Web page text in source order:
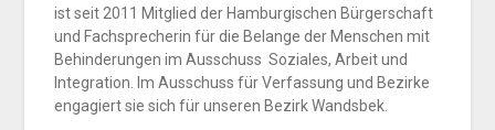
ist seit 2011 Mitglied der Hamburgischen Bürgerschaft
und Fachsprecherin für die Belange der Menschen mit
Behinderungen im Ausschuss Soziales, Arbeit und
Integration. Im Ausschuss für Verfassung und Bezirke
engagiert sie sich für unseren Bezirk Wandsbek.